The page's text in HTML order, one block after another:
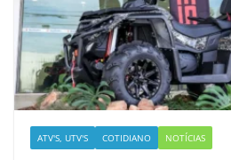
ATV'S, UTV'S COTIDIANO NOTÍCIAS